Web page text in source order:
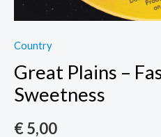
Country
Great Plains –
Sweetness
€5,00